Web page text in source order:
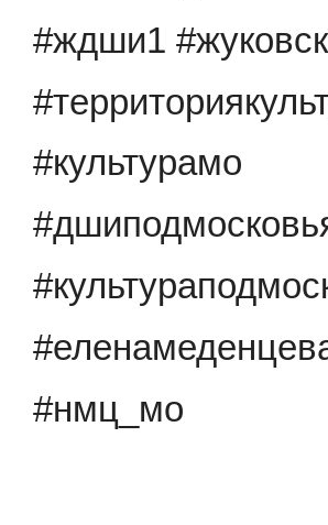
#ждши1
#культурамо
#нмц_мо